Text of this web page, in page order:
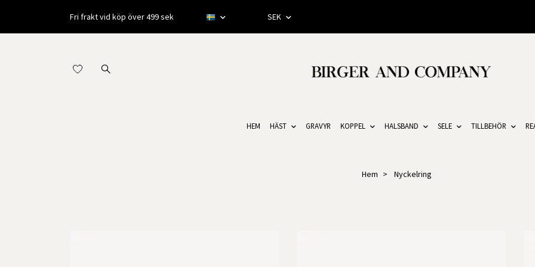
Fri frakt vid köp över 499 sek SEK
HEM HÄST GRAVYR KOPPEL HALSBAND SELE TILLBEHÖR
Hem Nyckelring